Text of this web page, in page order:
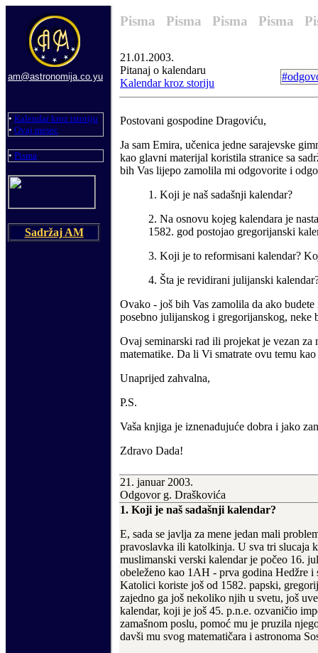
am@astronomija.co.yu
• Kalendar kroz istoriju
• Ovaj mesec
• Pisma
Sadržaj AM
Pisma Pisma Pisma Pisma
21 .01.2003.
Pitanaj o kalendaru
Kalendar kroz storiju
Postovani gospodine Dragoviću,
Ja sam Emira, učenica jedne sarajevske
kao glavni materijal koristila stranice sa sadr
bih Vas lijepo zamolila mi odgovorite i
1. Koji je naš sadašnji kalendar?
2. Na osnovu kojeg kalendara je
1582. god postojao gregorijanski
3. Koji je to reformisani kalendar?
4. Šta je revidirani julijanski
Ovako - još bih Vas zamolila da ako
posebno julijanskog i gregorijanskog, neke
Ovaj seminarski rad ili projekat je vezan
matematike. Da li Vi smatrate ovu temu
Unaprijed zahvalna,
P.S.
Vaša knjiga je iznenadujuće dobra i jako
Zdravo Dada!
21 . januar 2003.
Odgovor g. Draškovića
1. Koji je naš sadašnji kalendar?
E, sada se javlja za mene jedan mali
pravoslavka ili katolkinja. U sva tri slucaja
muslimanski verski kalendar je počeo 16.
obeleženo kao 1AH - prva godina Hedžre i
Katolici koriste još od 1582. papski,
zajedno ga još nekoliko njih u svetu, još
kalendar, koji je još 45. p.n.e. ozvaničio
zamašnom poslu, pomoć mu je pruzila
davši mu svog matematičara i astronoma